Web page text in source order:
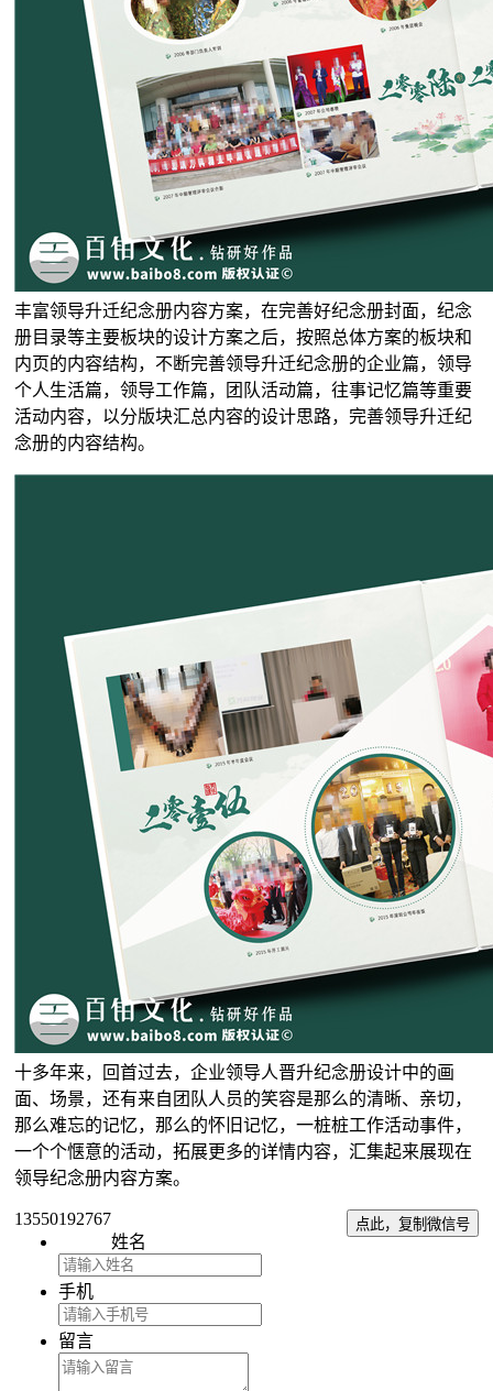
丰富领导升迁纪念册内容方案，在完善好纪念册封面，纪念
册目录等主要板块的设计方案之后，按照总体方案的板块和
内页的内容结构，不断完善领导升迁纪念册的企业篇，领导
个人生活篇，领导工作篇，团队活动篇，往事记忆篇等重要
活动内容，以分版块汇总内容的设计思路，完善领导升迁纪
念册的内容结构。
十多年来，回首过去，企业领导人晋升纪念册设计中的画
面、场景，还有来自团队人员的笑容是那么的清晰、亲切，
那么难忘的记忆，那么的怀旧记忆，一桩桩工作活动事件，
一个个惬意的活动，拓展更多的详情内容，汇集起来展现在
领导纪念册内容方案。
13550192767 点此，复制微信号
姓名
手机
留言